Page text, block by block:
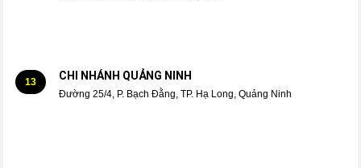
13 CHI NHÁNH QUẢNG NINH
Đường 25/4, P. Bạch Đằng, TP. Hạ Long, Quảng Ninh